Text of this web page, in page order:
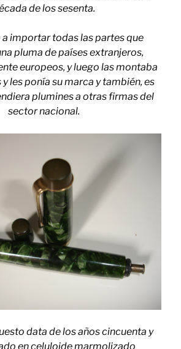
de los sesenta.
a importar todas las partes que
pluma de países extranjeros,
europeos, y luego las montaba
les ponía su marca y también, es
plumines a otras firmas del
sector nacional.
data de los años cincuenta y
en celuloide marmolizado